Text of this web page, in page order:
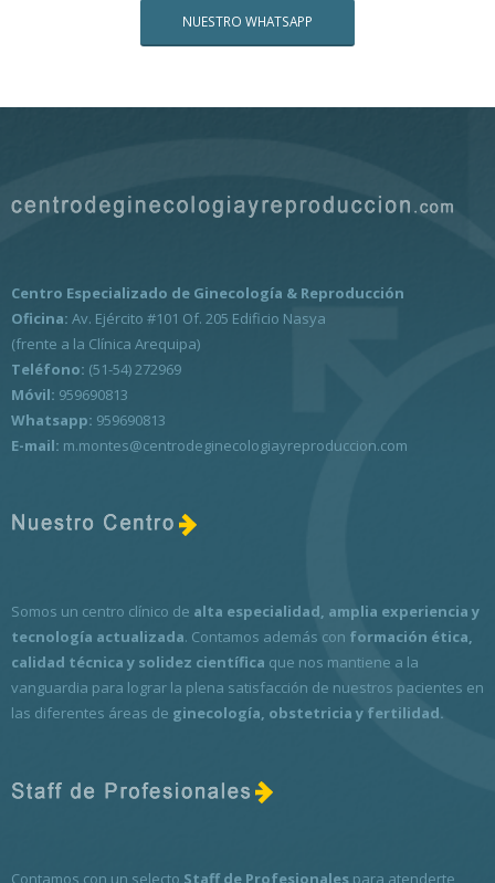
NUESTRO WHATSAPP
Centro Especializado de Ginecología & Reproducción
Oficina: Av. Ejército #101 Of. 205 Edificio Nasya
(frente a la Clínica Arequipa)
Teléfono: (51-54) 272969
Móvil: 959690813
Whatsapp: 959690813
E-mail: m.montes@centrodeginecologiayreproduccion.com
Somos un centro clínico de alta especialidad, amplia experiencia y
tecnología actualizada. Contamos además con formación ética,
calidad técnica y solidez científica que nos mantiene a la
vanguardia para lograr la plena satisfacción de nuestros pacientes en
las diferentes áreas de ginecología, obstetricia y fertilidad.
Contamos con un selecto Staff de Profesionales para atenderte